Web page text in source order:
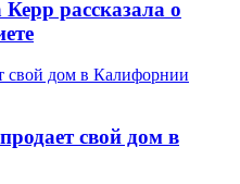
рассказала о
свой дом в Калифорнии
свой дом в